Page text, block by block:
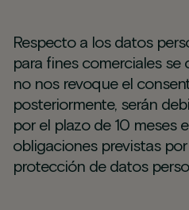
Respecto a los datos
para fines comerciales se
no nos revoque el
posteriormente, serán
por el plazo de 10 meses
obligaciones previstas
protección de datos